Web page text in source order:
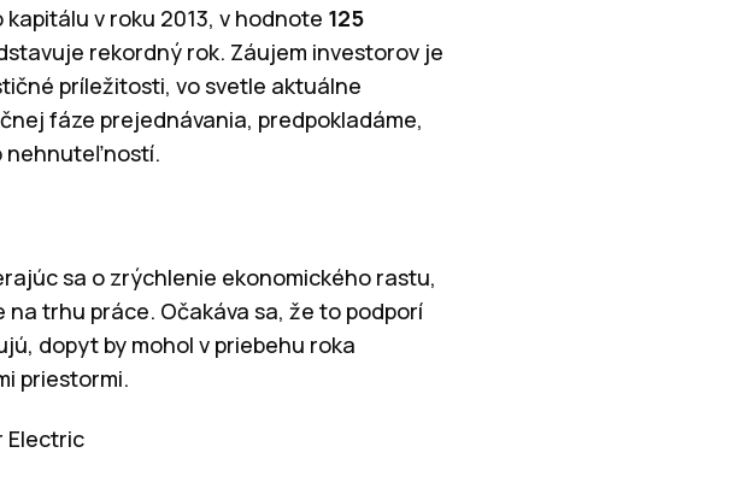
v roku 2013, v hodnote 125
rekordný rok. Záujem investorov je
príležitosti, vo svetle aktuálne
fáze prejednávania, predpokladáme,
nehnuteľností.
sa o zrýchlenie ekonomického rastu,
trhu práce. Očakáva sa, že to podporí
dopyt by mohol v priebehu roka
priestormi.
Electric